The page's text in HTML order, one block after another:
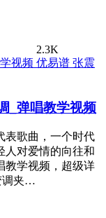
2.3K
张震
_弹唱教学视频
表歌曲，一个时代
人对爱情的向往和
教学视频，超级详
调夹…